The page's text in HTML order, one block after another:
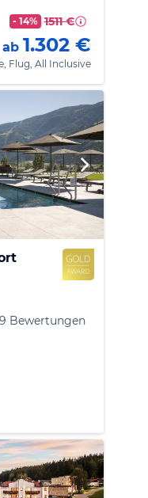
- 14% 1511 €
ab 1.302 €
Flug, All Inclusive
Bewertungen